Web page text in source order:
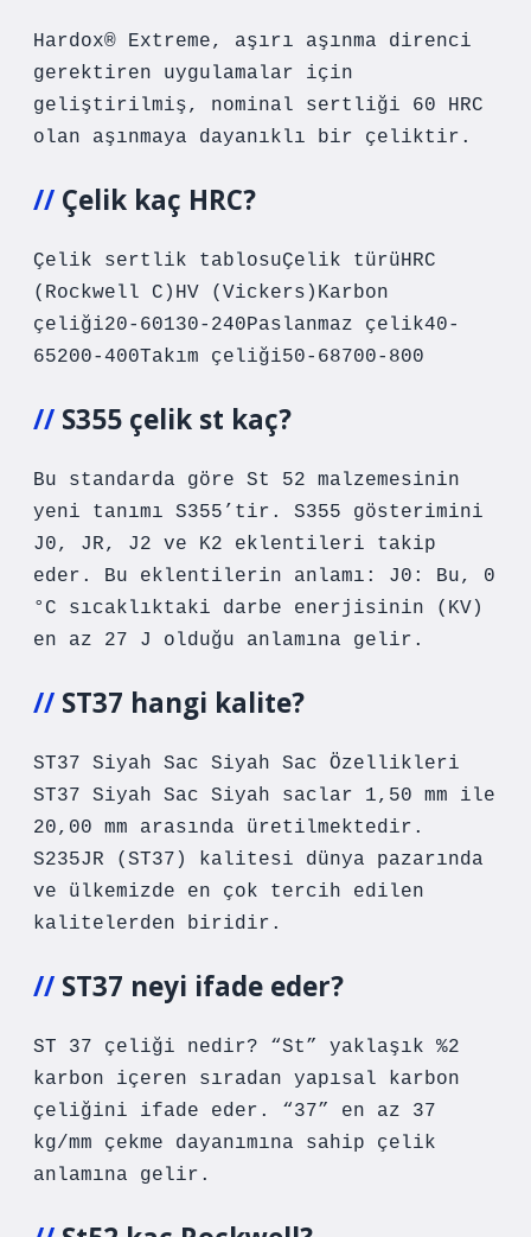
Hardox® Extreme, aşırı aşınma direnci
gerektiren uygulamalar için
geliştirilmiş, nominal sertliği 60 HRC
olan aşınmaya dayanıklı bir çeliktir.
Çelik kaç HRC?
Çelik sertlik tablosuÇelik türüHRC
(Rockwell C)HV (Vickers)Karbon
çeliği20-60130-240Paslanmaz çelik40-
65200-400Takım çeliği50-68700-800
S355 çelik st kaç?
Bu standarda göre St 52 malzemesinin
yeni tanımı S355’tir. S355 gösterimini
J0, JR, J2 ve K2 eklentileri takip
eder. Bu eklentilerin anlamı: J0: Bu, 0
°C sıcaklıktaki darbe enerjisinin (KV)
en az 27 J olduğu anlamına gelir.
ST37 hangi kalite?
ST37 Siyah Sac Siyah Sac Özellikleri
ST37 Siyah Sac Siyah saclar 1,50 mm ile
20,00 mm arasında üretilmektedir.
S235JR (ST37) kalitesi dünya pazarında
ve ülkemizde en çok tercih edilen
kalitelerden biridir.
ST37 neyi ifade eder?
ST 37 çeliği nedir? “St” yaklaşık %2
karbon içeren sıradan yapısal karbon
çeliğini ifade eder. “37” en az 37
kg/mm ​​çekme dayanımına sahip çelik
anlamına gelir.